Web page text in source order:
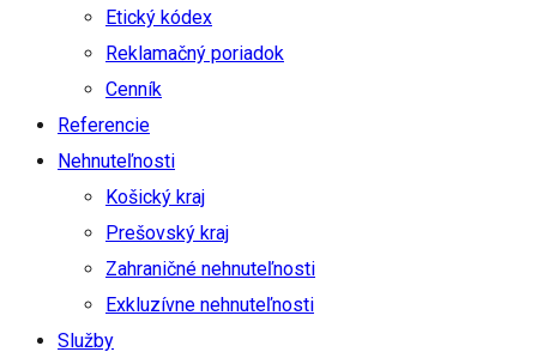
Etický kódex
Reklamačný poriadok
Cenník
Referencie
Nehnuteľnosti
Košický kraj
Prešovský kraj
Zahraničné nehnuteľnosti
Exkluzívne nehnuteľnosti
Služby